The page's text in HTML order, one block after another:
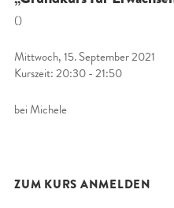
()
Mittwoch, 15. September 2021
Kurszeit: 20:30 - 21:50
bei Michele
ZUM KURS ANMELDEN